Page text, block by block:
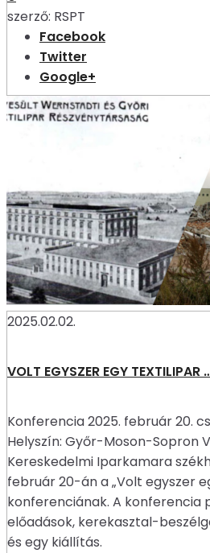
szerző: RSPT
Facebook
Twitter
Google+
2025.02.02.
VOLT EGYSZER EGY TEXTILIPAR
Konferencia 2025. február 20.
Helyszín: Győr-Moson-Sopron
Kereskedelmi Iparkamara
február 20-án a „Volt egyszer
konferenciának. A konferencia
előadások, kerekasztal-
és egy kiállítás.